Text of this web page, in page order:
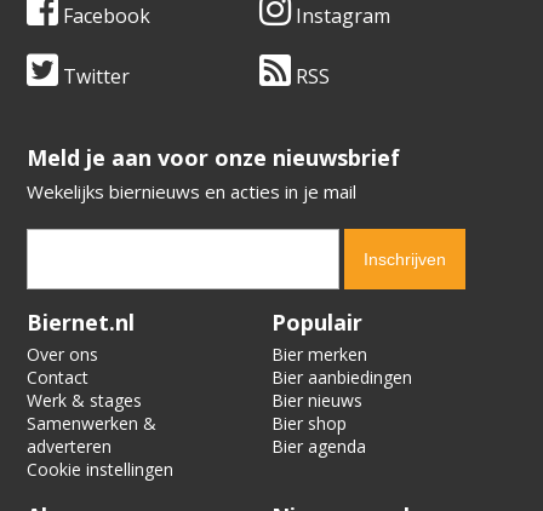
Facebook Instagram
Twitter RSS
​​​​​​​Meld je aan voor onze nieuwsbrief
Wekelijks biernieuws en acties in je mail
Verification code:
Biernet.nl
Over ons
Contact
Werk & stages
Samenwerken &
adverteren
Cookie instellingen
Populair
Bier merken
Bier aanbiedingen
Bier nieuws
Bier shop
Bier agenda